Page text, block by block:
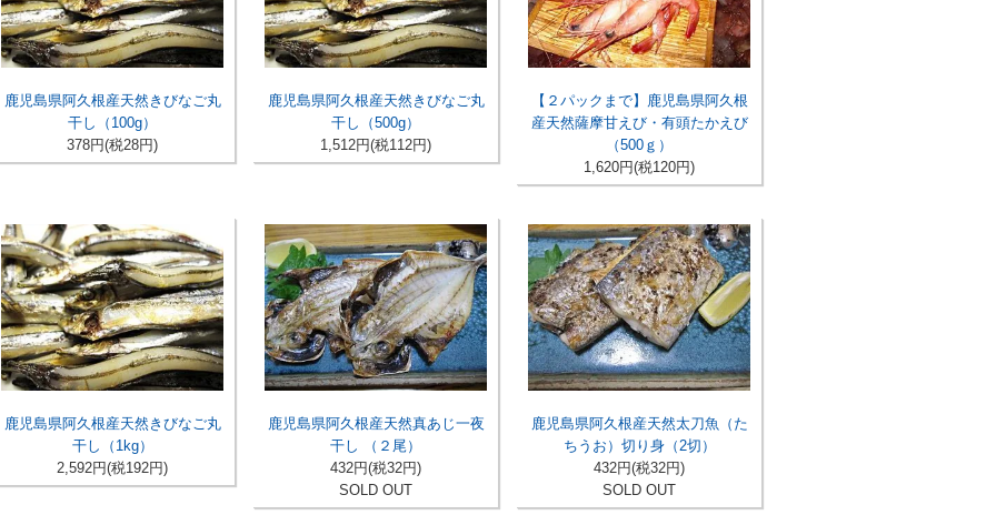
鹿児島県阿久根産天然きびなご丸
干し（100g）
378円(税28円)
鹿児島県阿久根産天然きびなご丸
干し（500g）
1,512円(税112円)
【２パックまで】鹿児島県阿久根
産天然薩摩甘えび・有頭たかえび
（500ｇ）
1,620円(税120円)
鹿児島県阿久根産天然きびなご丸
干し（1kg）
2,592円(税192円)
鹿児島県阿久根産天然真あじ一夜
干し （２尾）
432円(税32円)
SOLD OUT
鹿児島県阿久根産天然太刀魚（た
ちうお）切り身（2切）
432円(税32円)
SOLD OUT